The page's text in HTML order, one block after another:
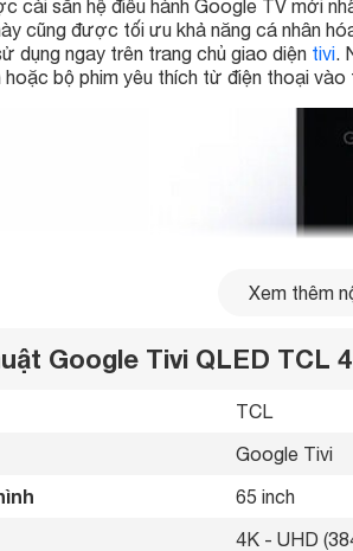
cài sẵn hệ điều hành Google TV mới
cũng được tối ưu khả năng cá nhân
dụng ngay trên trang chủ giao diện tivi.
bộ phim yêu thích từ điện thoại
Xem thêm
Google Tivi QLED TCL
TCL
Google Tivi
65 inch
4K - UHD